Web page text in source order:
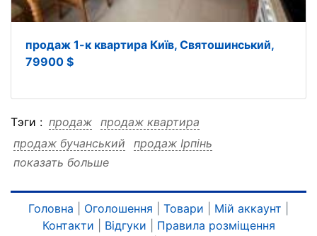
продаж 1-к квартира Київ, Святошинський,
79900 $
Тэги : продаж продаж квартира
продаж бучанський
продаж Ірпінь
продаж 59000 продаж 1-к
продаж 1-к 59000
квартира квартира продаж
квартира бучанський квартира Ірпінь
показать больше
Головна Оголошення Товари Мій аккаунт
Контакти
Відгуки
Правила розміщення